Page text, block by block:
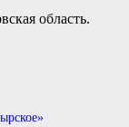
область.